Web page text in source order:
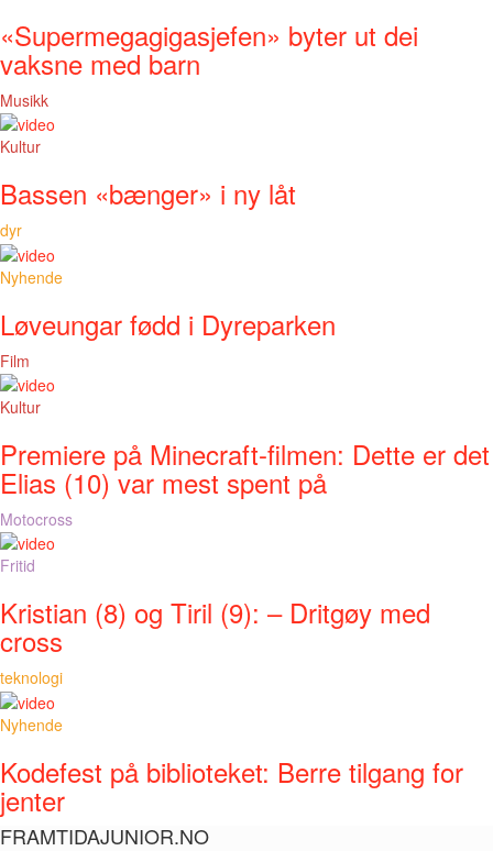
«Supermegagigasjefen» byter ut dei
vaksne med barn
Musikk
Kultur
Bassen «bænger» i ny låt
dyr
Nyhende
Løveungar fødd i Dyreparken
Film
Kultur
Premiere på Minecraft-filmen: Dette er det
Elias (10) var mest spent på
Motocross
Fritid
Kristian (8) og Tiril (9): – Dritgøy med
cross
teknologi
Nyhende
Kodefest på biblioteket: Berre tilgang for
jenter
FRAMTIDAJUNIOR.NO